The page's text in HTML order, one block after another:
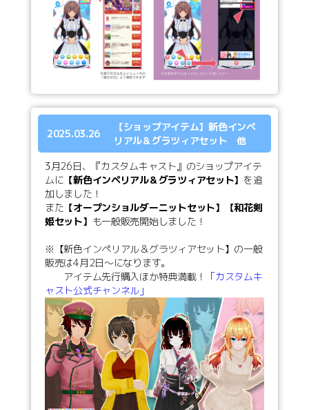
2025.03.26
【ショップアイテム】新色インペ
リアル＆グラツィアセット 他
3月26日、『カスタムキャスト』のショップアイテ
ムに 【新色インペリアル＆グラツィアセット】 を追
加しました！
また 【オープンショルダーニットセット】【和花剣
姫セット】 も一般販売開始しました！
※【新色インペリアル＆グラツィアセット】の一般
販売は4月2日～になります。
アイテム先行購入ほか特典満載！
「カスタムキ
ャスト公式チャンネル」